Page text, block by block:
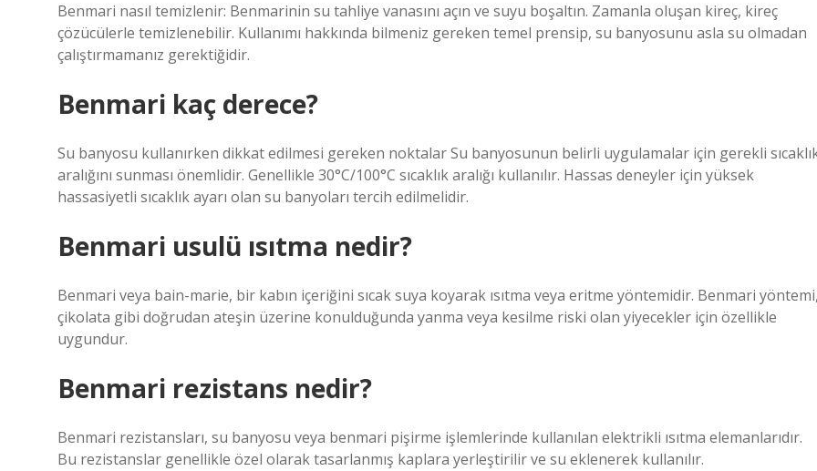
Benmari nasıl temizlenir: Benmarinin su tahliye vanasını açın ve suyu boşaltın. Zamanla oluşan kireç, kireç
çözücülerle temizlenebilir. Kullanımı hakkında bilmeniz gereken temel prensip, su banyosunu asla su olmadan
çalıştırmamanız gerektiğidir.
Benmari kaç derece?
Su banyosu kullanırken dikkat edilmesi gereken noktalar Su banyosunun belirli uygulamalar için gerekli
aralığını sunması önemlidir. Genellikle 30°C/100°C sıcaklık aralığı kullanılır. Hassas deneyler için yüksek
hassasiyetli sıcaklık ayarı olan su banyoları tercih edilmelidir.
Benmari usulü ısıtma nedir?
Benmari veya bain-marie, bir kabın içeriğini sıcak suya koyarak ısıtma veya eritme yöntemidir. Benmari yöntemi,
çikolata gibi doğrudan ateşin üzerine konulduğunda yanma veya kesilme riski olan yiyecekler için özellikle
uygundur.
Benmari rezistans nedir?
Benmari rezistansları, su banyosu veya benmari pişirme işlemlerinde kullanılan elektrikli ısıtma elemanlarıdır.
Bu rezistanslar genellikle özel olarak tasarlanmış kaplara yerleştirilir ve su eklenerek kullanılır.